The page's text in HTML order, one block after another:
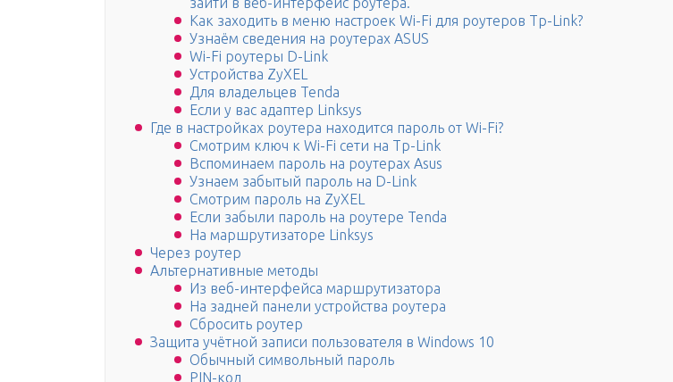
Как заходить в меню настроек Wi-Fi для роутеров Tp-Link?
Узнаём сведения на роутерах ASUS
Wi-Fi роутеры D-Link
Устройства ZyXEL
Для владельцев Tenda
Если у вас адаптер Linksys
Где в настройках роутера находится пароль от Wi-Fi?
Смотрим ключ к Wi-Fi сети на Tp-Link
Вспоминаем пароль на роутерах Asus
Узнаем забытый пароль на D-Link
Смотрим пароль на ZyXEL
Если забыли пароль на роутере Tenda
На маршрутизаторе Linksys
Через роутер
Альтернативные методы
Из веб-интерфейса маршрутизатора
На задней панели устройства роутера
Сбросить роутер
Защита учётной записи пользователя в Windows 10
Обычный символьный пароль
PIN-код